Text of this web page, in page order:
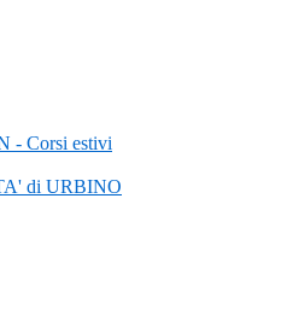
- Corsi estivi
di URBINO